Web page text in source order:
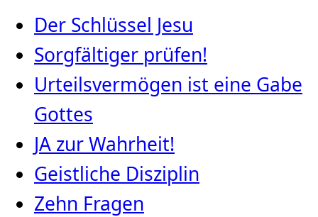
Der Schlüssel Jesu
Sorgfältiger prüfen!
Urteilsvermögen ist eine Gabe
Gottes
JA zur Wahrheit!
Geistliche Disziplin
Zehn Fragen